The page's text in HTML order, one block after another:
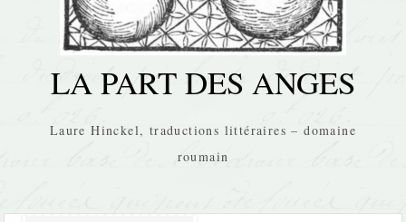
LA PART DES ANGES
Laure Hinckel, traductions littéraires – domaine
roumain